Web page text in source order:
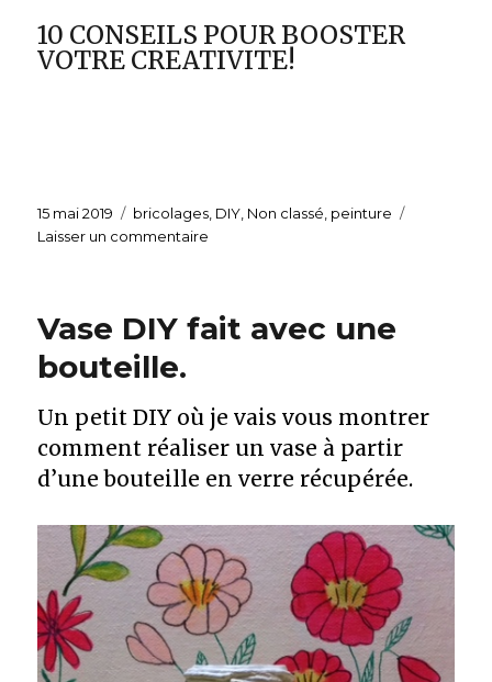
10 CONSEILS POUR BOOSTER
VOTRE CREATIVITE!
Publié
le
15 mai 2019 Catégories
bricolages DIY Non classé peinture
Laisser un commentaire
Vase DIY fait avec une
bouteille.
Un petit DIY où je vais vous montrer
comment réaliser un vase à partir
d’une bouteille en verre récupérée.